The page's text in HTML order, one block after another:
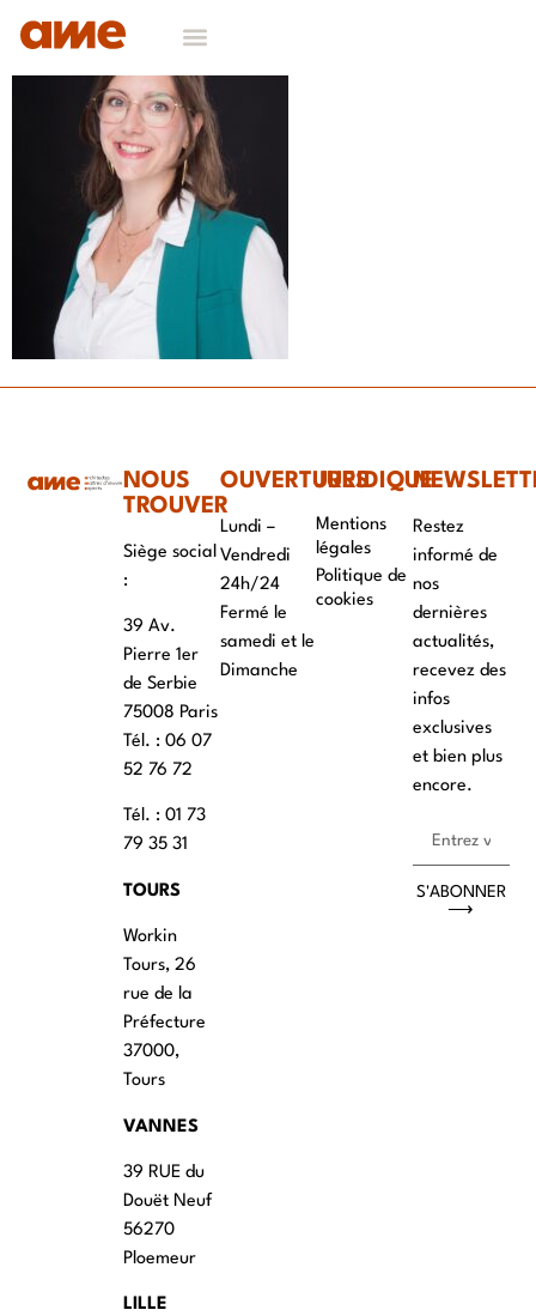
NOUS
TROUVER
Siège social
:
39 Av.
Pierre 1er
de Serbie
75008 Paris
Tél. : ‭06 07
52 76 72
Tél. : 01 73
79 35 31
TOURS
Workin
Tours, 26
rue de la
Préfecture
37000,
Tours
VANNES
39 RUE du
Douët Neuf
56270
Ploemeur
LILLE
OUVERTURES
Lundi –
Vendredi
24h/24
Fermé le
samedi et le
Dimanche
JURIDIQUE
Mentions
légales
Politique de
cookies
Restez
informé de
nos
dernières
actualités,
recevez des
infos
exclusives
et bien plus
encore.
S'ABONNER
⟶